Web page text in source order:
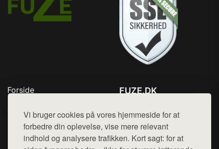
Vi bruger cookies på vores hjemmeside for at
forbedre din oplevelse, vise mere relevant
indhold og analysere trafikken. Kort sagt: for at
Forside
Top Rabatter
Kontakt
FUZE.DK
Mail: hej@want.dk
Cookie- og privatlivspolitik